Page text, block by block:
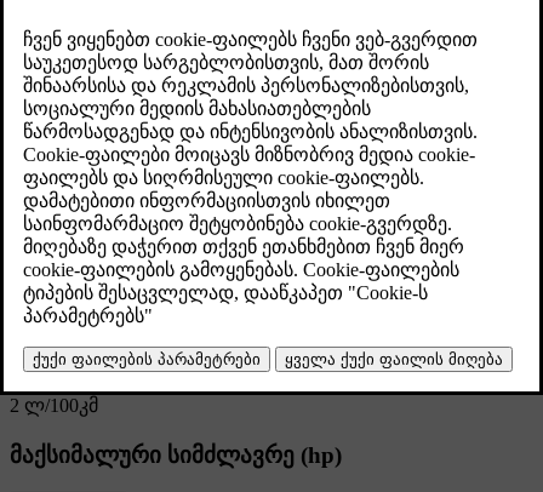
უზრუნველყოფს სახლის ყველა
კომფორტს.
ელექტრული სასვლო მარაგი
გაიგეთ მეტი
77 კმ
საწვავის მოხმარება გაზომილი
(კომბინირებული)
გაიგეთ მეტი
2 ლ/100კმ
მაქსიმალური სიმძლავრე (hp)